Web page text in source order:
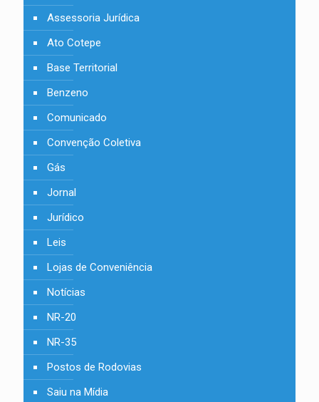
Assessoria Jurídica
Ato Cotepe
Base Territorial
Benzeno
Comunicado
Convenção Coletiva
Gás
Jornal
Jurídico
Leis
Lojas de Conveniência
Notícias
NR-20
NR-35
Postos de Rodovias
Saiu na Mídia